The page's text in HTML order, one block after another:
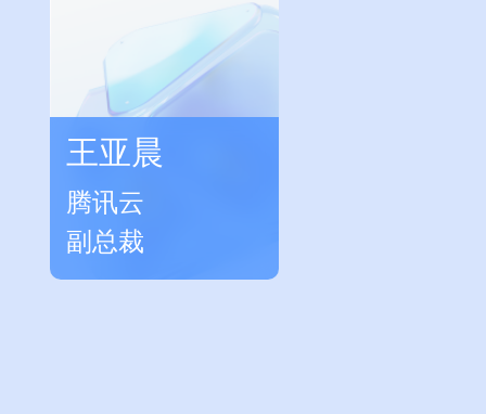
王亚晨
腾讯云
副总裁